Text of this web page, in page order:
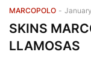
MARCOPOLO -
SKINS
LLAMOSAS